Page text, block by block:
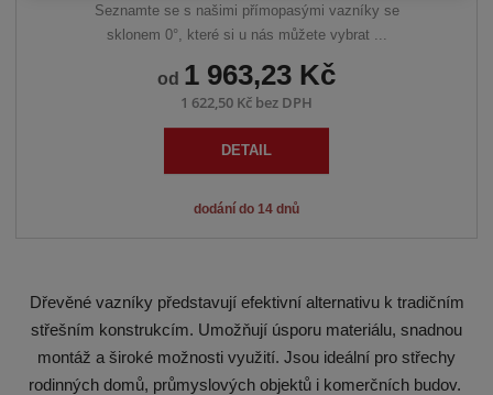
od 1 963,23 Kč
1 622,50 Kč bez DPH
DETAIL
dodání do 14 dnů
Seznamte se s našimi přímopasými vazníky se
sklonem 0°, které si u nás můžete vybrat ...
Dřevěné vazníky představují efektivní alternativu k tradičním
střešním konstrukcím. Umožňují úsporu materiálu, snadnou
montáž a široké možnosti využití. Jsou ideální pro střechy
rodinných domů, průmyslových objektů i komerčních budov.